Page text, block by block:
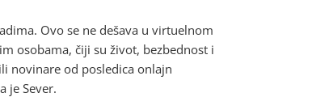
Ovo se ne dešava u virtuelnom
osobama, čiji su život, bezbednost i
novinare od posledica onlajn
je Sever.